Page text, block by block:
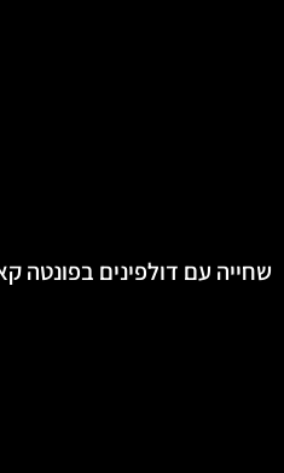
שחייה עם דולפינים בפונטה